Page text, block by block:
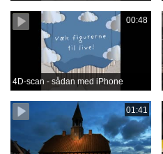
00:48
4D-scan - sådan med iPhone
01:41